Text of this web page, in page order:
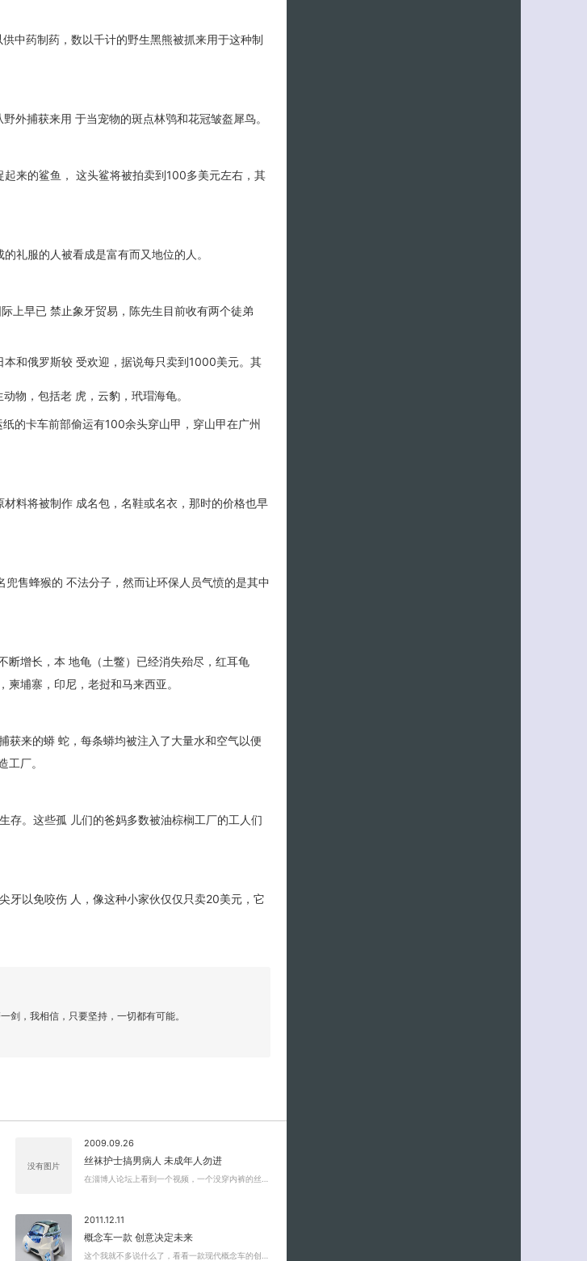
中药制药，数以千计的野生黑熊被抓来用于这种制
外捕获来用 于当宠物的斑点林鸮和花冠皱盔犀鸟。
来的鲨鱼， 这头鲨将被拍卖到100多美元左右，其
礼服的人被看成是富有而又地位的人。
上早已 禁止象牙贸易，陈先生目前收有两个徒弟
和俄罗斯较 受欢迎，据说每只卖到1000美元。其
物，包括老 虎，云豹，玳瑁海龟。
的卡车前部偷运有100余头穿山甲，穿山甲在广州
料将被制作 成名包，名鞋或名衣，那时的价格也早
售蜂猴的 不法分子，然而让环保人员气愤的是其中
断增长，本 地龟（土鳖）已经消失殆尽，红耳龟
柬埔寨，印尼，老挝和马来西亚。
获来的蟒 蛇，每条蟒均被注入了大量水和空气以便
工厂。
存。这些孤 儿们的爸妈多数被油棕榈工厂的工人们
牙以免咬伤 人，像这种小家伙仅仅只卖20美元，它
剑，我相信，只要坚持，一切都有可能。
没有图片
2009.09.26
丝袜护士搞男病人 未成年人勿进
在淄博人论坛上看到一个视频，一个没穿内裤的丝…
2011.12.11
概念车一款 创意决定未来
这个我就不多说什么了，看看一款现代概念车的创…